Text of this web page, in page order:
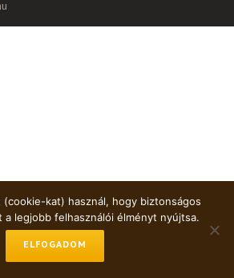
kat) használ, hogy biztonságos
a legjobb felhasználói élményt nyújtsa.
ELFOGADOM